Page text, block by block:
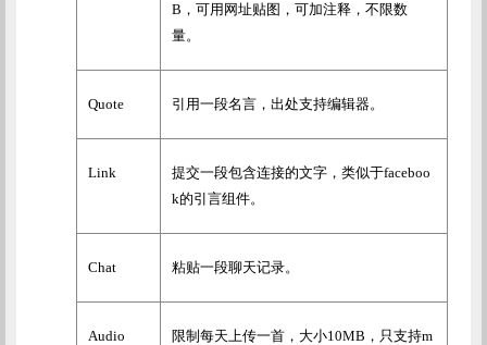
B ，可用网址贴图，可加注释，不限数
量。
Quote 引用一段名言，出处支持编辑器。
Link 提交一段包含连接的文字，类似于faceboo
k的引言组件。
Chat 粘贴一段聊天记录。
Audio 限制每天上传一首，大小10MB ，只支持m